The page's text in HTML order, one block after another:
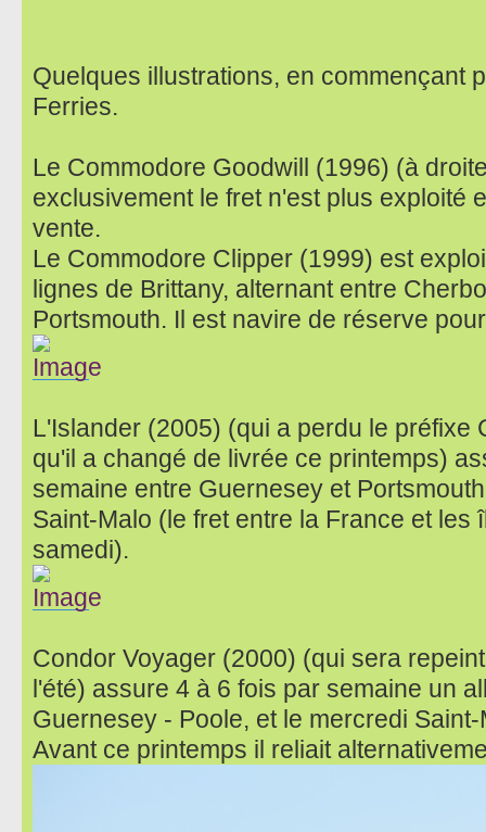
Quelques illustrations, en commençant
Ferries.
Le Commodore Goodwill (1996) (à
exclusivement le fret n'est plus exploité
vente.
Le Commodore Clipper (1999) est
lignes de Brittany, alternant entre
Portsmouth. Il est navire de réserve
L'Islander (2005) (qui a perdu le préfixe
qu'il a changé de livrée ce printemps)
semaine entre Guernesey et
Saint-Malo (le fret entre la France et les
samedi).
Condor Voyager (2000) (qui sera
l'été) assure 4 à 6 fois par semaine un
Guernesey - Poole, et le mercredi
Avant ce printemps il reliait